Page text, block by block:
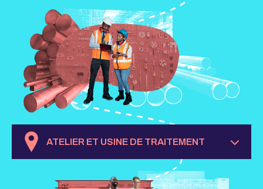
ATELIER ET USINE DE TRAITEMENT